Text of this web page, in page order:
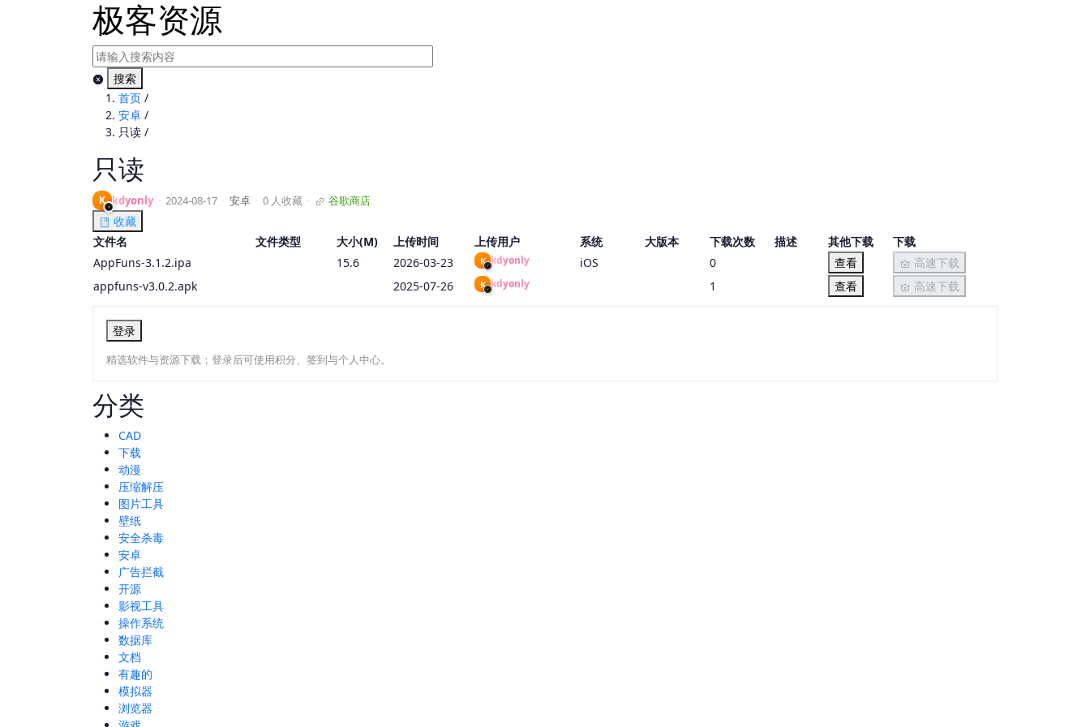
极客资源
搜索
首页 /
安卓 /
只读 /
只读
K kdyonly · 2024-08-17 · 安卓 · 0 人收藏 · 谷歌商店
收藏
文件名
文件类型 大小(M) 上传时间 上传用户 系统 大版本 下载次数 描述 其他下载
下载
AppFuns-3.1.2.ipa
15.6 2026-03-23 K kdyonly iOS 0 查看
高速下载
appfuns-v3.0.2.apk
2025-07-26 K kdyonly 1 查看 高速下载
登录
精选软件与资源下载；登录后可使用积分、签到与个人中心。
分类
CAD
下载
动漫
压缩解压
图片工具
壁纸
安全杀毒
安卓
广告拦截
开源
影视工具
操作系统
数据库
文档
有趣的
模拟器
浏览器